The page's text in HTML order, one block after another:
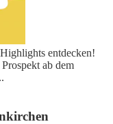
entdecken!
ab dem